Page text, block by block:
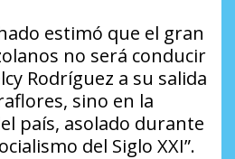
estimó que el gran
no será conducir
Rodríguez a su salida
sino en la
país, asolado durante
del Siglo XXI”.